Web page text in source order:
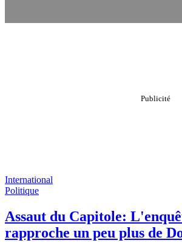
International
Politique
Assaut du Capitole:
rapproche un peu plus de